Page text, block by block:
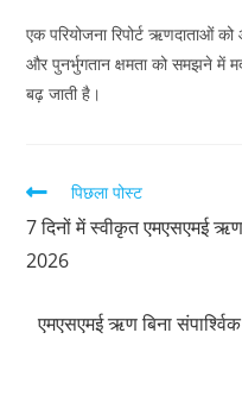
एक परियोजना रिपोर्ट ऋणदाताओं को
और पुनर्भुगतान क्षमता को समझने में
बढ़ जाती है।
पिछला पोस्ट
7 दिनों में स्वीकृत एमएसएमई
2026
एमएसएमई ऋण बिना